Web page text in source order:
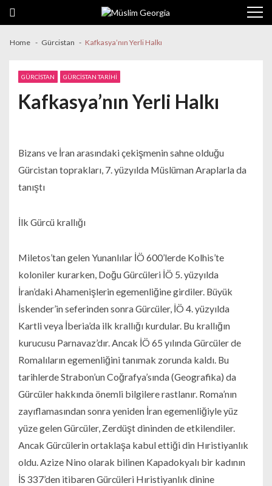
Home Gürcistan Kafkasya’nın Yerli Halkı
GÜRCISTAN GÜRCISTAN TARIHI
Kafkasya’nın Yerli Halkı
Bizans ve İran arasındaki çekişmenin sahne olduğu
Gürcistan toprakları, 7. yüzyılda Müslüman Araplarla da
tanıştı
İlk Gürcü krallığı
Miletos’tan gelen Yunanlılar İÖ 600’lerde Kolhis’te
koloniler kurarken, Doğu Gürcüleri İÖ 5. yüzyılda
İran’daki Ahamenişlerin egemenliğine girdiler. Büyük
İskender’in seferinden sonra Gürcüler, İÖ 4. yüzyılda
Kartli veya İberia’da ilk krallığı kurdular. Bu krallığın
kurucusu Parnavaz’dır. Ancak İÖ 65 yılında Gürcüler de
Romalıların egemenliğini tanımak zorunda kaldı. Bu
tarihlerde Strabon’un Coğrafya’sında (Geografika) da
Gürcüler hakkında önemli bilgilere rastlanır. Roma’nın
zayıflamasından sonra yeniden İran egemenliğiyle yüz
yüze gelen Gürcüler, Zerdüşt dininden de etkilendiler.
Ancak Gürcülerin ortaklaşa kabul ettiği din Hıristiyanlık
oldu. Azize Nino olarak bilinen Kapadokyalı bir kadının
İS 337’den itibaren Gürcüleri Hıristiyanlık dinine